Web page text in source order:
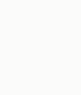
שֶׁאֵין שָׁם